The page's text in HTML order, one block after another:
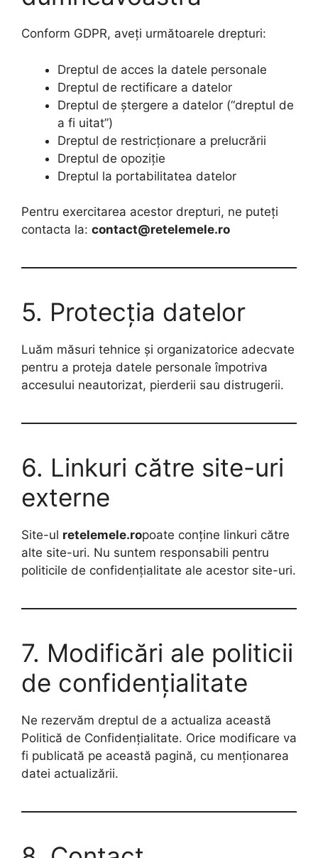
Conform GDPR, aveți următoarele drepturi:
Dreptul de acces la datele personale
Dreptul de rectificare a datelor
Dreptul de ștergere a datelor (“dreptul de
a fi uitat”)
Dreptul de restricționare a prelucrării
Dreptul de opoziție
Dreptul la portabilitatea datelor
Pentru exercitarea acestor drepturi, ne puteți
contacta la: contact@retelemele.ro
5. Protecția datelor
Luăm măsuri tehnice și organizatorice adecvate
pentru a proteja datele personale împotriva
accesului neautorizat, pierderii sau distrugerii.
6. Linkuri către site-uri
externe
Site-ul retelemele.ropoate conține linkuri către
alte site-uri. Nu suntem responsabili pentru
politicile de confidențialitate ale acestor site-uri.
7. Modificări ale politicii
de confidențialitate
Ne rezervăm dreptul de a actualiza această
Politică de Confidențialitate. Orice modificare va
fi publicată pe această pagină, cu menționarea
datei actualizării.